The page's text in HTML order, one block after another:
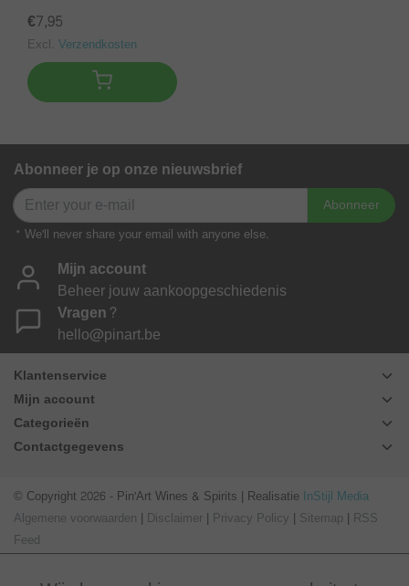
€7,95
Excl. Verzendkosten
Abonneer je op onze nieuwsbrief
Abonneer
* We'll never share your email with anyone else.
Mijn account
Beheer jouw aankoopgeschiedenis
Vragen?
hello@pinart.be
Klantenservice
Mijn account
Categorieën
Contactgegevens
© Copyright 2026 - Pin'Art Wines & Spirits | Realisatie InStijl Media
Algemene voorwaarden | Disclaimer | Privacy Policy | Sitemap | RSS
Feed